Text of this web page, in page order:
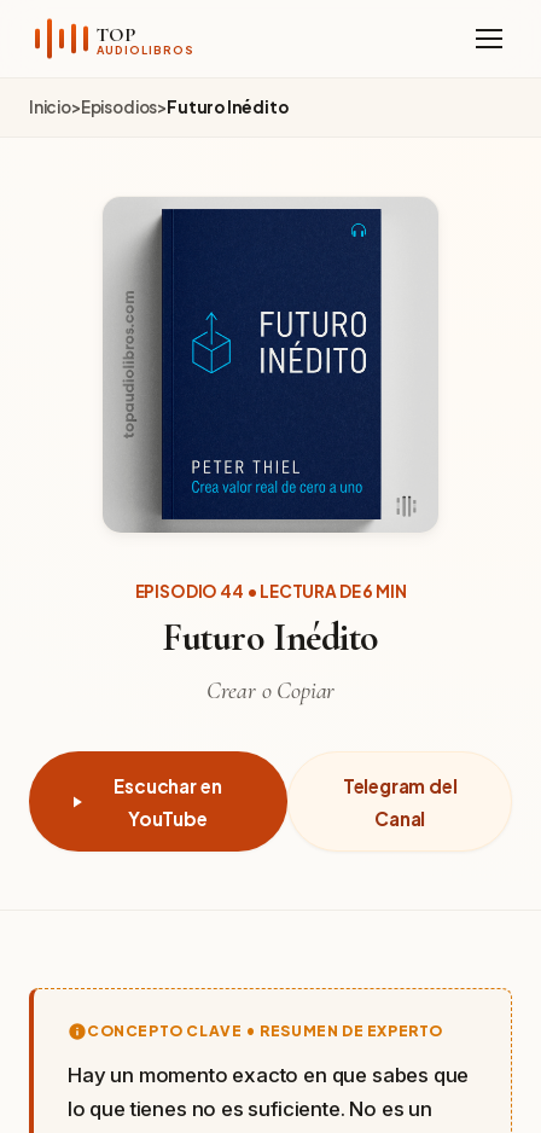
TOP
AUDIOLIBROSSobre el Canal
Telegram
Inicio>Episodios>Futuro Inédito
EPISODIO 44 • LECTURA DE 6 MIN
Futuro Inédito
Crear o Copiar
Escuchar en
YouTube
Telegram del
Canal
CONCEPTO CLAVE • RESUMEN DE EXPERTO
Hay un momento exacto en que sabes que
lo que tienes no es suficiente. No es un